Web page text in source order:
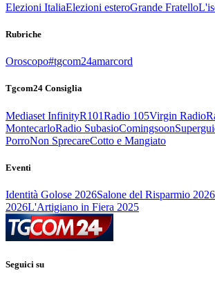
Elezioni ItaliaElezioni esteroGrande Fratello
Rubriche
Oroscopo#tgcom24amarcord
Tgcom24 Consiglia
Mediaset InfinityR101Radio 105Virgin Radio
MontecarloRadio SubasioComingsoon
PorroNon SprecareCotto e Mangiato
Eventi
Identità Golose 2026Salone del Risparmio 2026
2026L'Artigiano in Fiera 2025
Seguici su